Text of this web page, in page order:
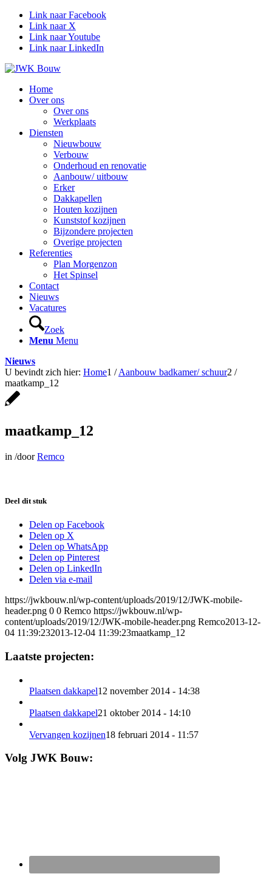
Link naar Facebook
Link naar X
Link naar Youtube
Link naar LinkedIn
Home
Over ons
Over ons
Werkplaats
Diensten
Nieuwbouw
Verbouw
Onderhoud en renovatie
Aanbouw/ uitbouw
Erker
Dakkapellen
Houten kozijnen
Kunststof kozijnen
Bijzondere projecten
Overige projecten
Referenties
Plan Morgenzon
Het Spinsel
Contact
Nieuws
Vacatures
Zoek
Menu Menu
Nieuws
U bevindt zich hier: Home1 / Aanbouw badkamer/ schuur2 /
maatkamp_12
maatkamp_12
in /doorRemco
Deel dit stuk
Delen op Facebook
Delen op X
Delen op WhatsApp
Delen op Pinterest
Delen op LinkedIn
Delen via e-mail
https://jwkbouw.nl/wp-content/uploads/2019/12/JWK-mobile-
header.png 0 0 Remco https://jwkbouw.nl/wp-
content/uploads/2019/12/JWK-mobile-header.png Remco2013-12-
04 11:39:232013-12-04 11:39:23maatkamp_12
Laatste projecten:
Plaatsen dakkapel12 november 2014 - 14:38
Plaatsen dakkapel21 oktober 2014 - 14:10
Vervangen kozijnen18 februari 2014 - 11:57
Volg JWK Bouw: